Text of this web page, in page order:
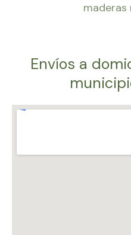
maderas
Envíos a